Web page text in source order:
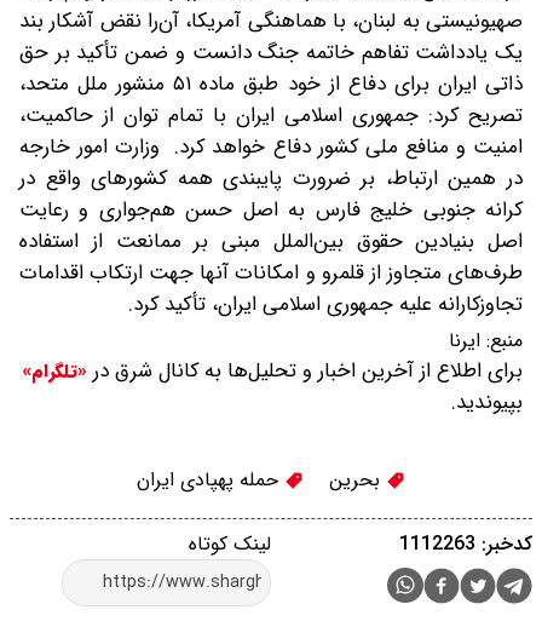
صهیونیستی به لبنان، با هماهنگی آمریکا، آن‌را نقض آشکار بند
یک یادداشت تفاهم خاتمه جنگ دانست و ضمن تأکید بر حق
ذاتی ایران برای دفاع از خود طبق ماده ۵۱ منشور ملل متحد،
تصریح کرد: جمهوری اسلامی ایران با تمام توان از حاکمیت،
امنیت و منافع ملی کشور دفاع خواهد کرد. وزارت امور خارجه
در همین ارتباط، بر ضرورت پایبندی همه کشورهای واقع در
کرانه جنوبی خلیج فارس به اصل حسن هم‌جواری و رعایت
اصل بنیادین حقوق بین‌الملل مبنی بر ممانعت از استفاده
طرف‌های متجاوز از قلمرو و امکانات آنها جهت ارتکاب اقدامات
تجاوزکارانه علیه جمهوری اسلامی ایران، تأکید کرد.
منبع: ایرنا
برای اطلاع از آخرین اخبار و تحلیل‌ها به کانال شرق در «تلگرام»
بپیوندید.
بحرین حمله پهپادی ایران
لینک کوتاه کدخبر: 1112263